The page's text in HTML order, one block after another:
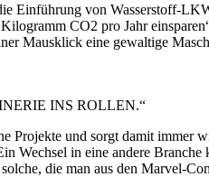
Einführung von Wasserstoff-
CO2 pro Jahr
Mausklick eine gewaltige
INS ROLLEN.“
Projekte und sorgt damit immer
Wechsel in eine andere
die man aus den Marvel-